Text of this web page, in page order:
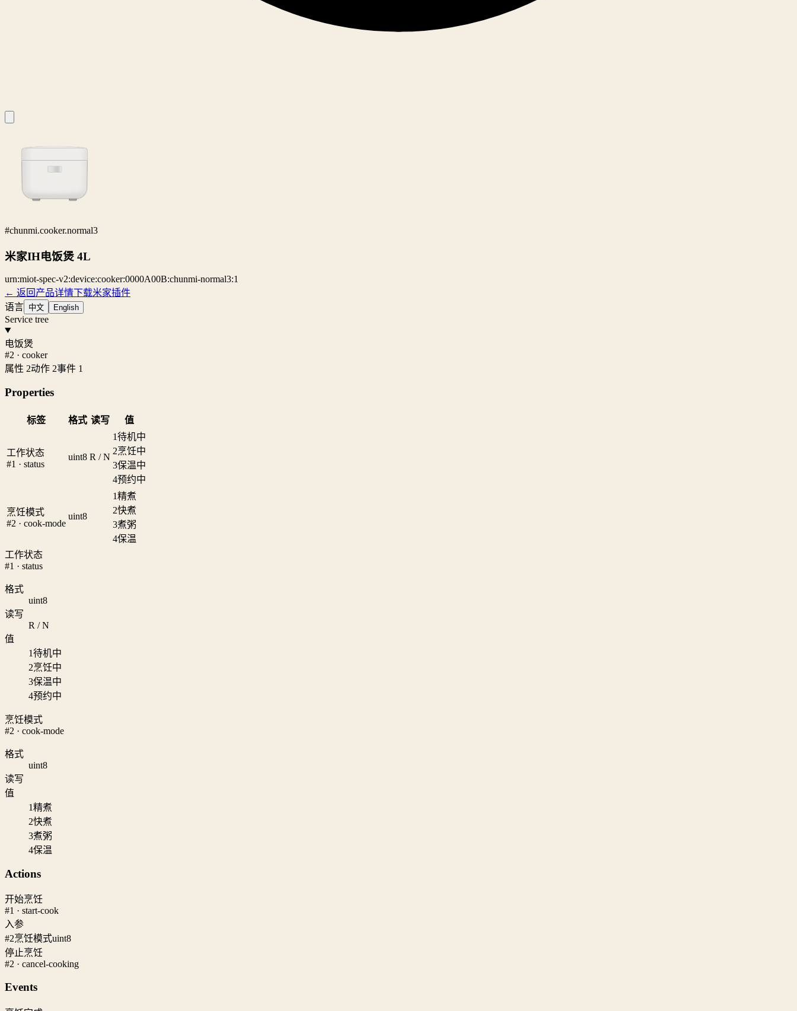
#chunmi.cooker.normal3
米家IH电饭煲 4L
urn:miot-spec-v2:device:cooker:0000A00B:chunmi-normal3:1
← 返回产品详情下载米家插件
语言 中文 English
Service tree
电饭煲
#2 · cooker
属性 2动作 2事件 1
Properties
标签 格式 读写 值
工作状态
#1 · status
uint8 R / N
1待机中
2烹饪中
3保温中
4预约中
烹饪模式
#2 · cook-mode
uint8
1精煮
2快煮
3煮粥
4保温
工作状态
#1 · status
格式
uint8
读写
R / N
值
1待机中
2烹饪中
3保温中
4预约中
烹饪模式
#2 · cook-mode
格式
uint8
读写
值
1精煮
2快煮
3煮粥
4保温
Actions
开始烹饪
#1 · start-cook
入参
#2烹饪模式uint8
停止烹饪
#2 · cancel-cooking
Events